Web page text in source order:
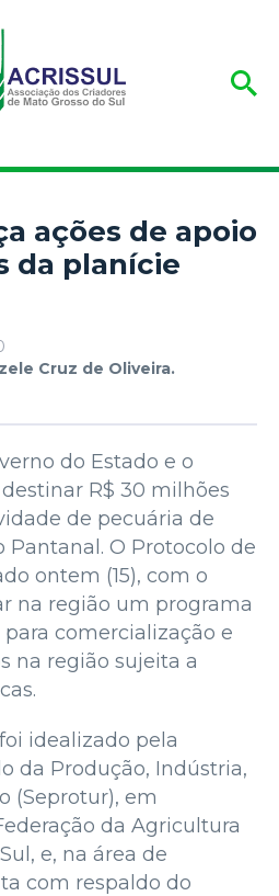
ações de apoio
da planície
Cruz de Oliveira.
do Estado e o
R$ 30 milhões
de pecuária de
O Protocolo de
ontem (15), com o
na região um programa
comercialização e
na região sujeita a
idealizado pela
da Produção, Indústria,
(Seprotur), em
da Agricultura
e, na área de
com respaldo do